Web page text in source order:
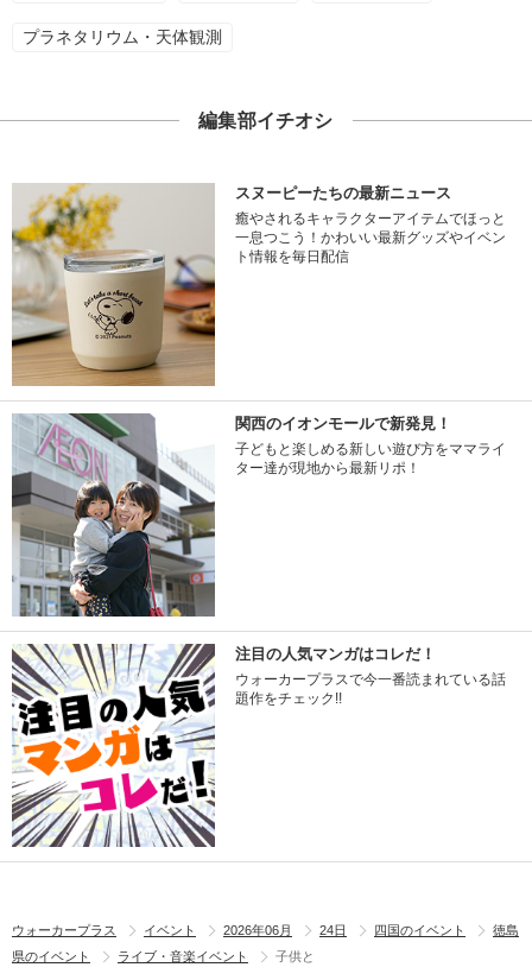
プラネタリウム・天体観測
編集部イチオシ
スヌーピーたちの最新ニュース
癒やされるキャラクターアイテムでほっと
一息つこう！かわいい最新グッズやイベン
ト情報を毎日配信
関西のイオンモールで新発見！
子どもと楽しめる新しい遊び方をママライ
ター達が現地から最新リポ！
注目の人気マンガはコレだ！
ウォーカープラスで今一番読まれている話
題作をチェック!!
ウォーカープラス イベント 2026年06月 24日 四国のイベント
徳島
県のイベント
ライブ・音楽イベント 子供と